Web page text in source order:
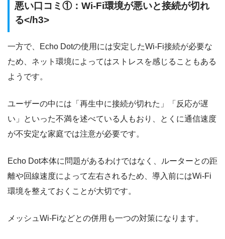
悪い口コミ①：Wi-Fi環境が悪いと接続が切れ
る</h3>
一方で、Echo Dotの使用には安定したWi-Fi接続が必要な
ため、ネット環境によってはストレスを感じることもある
ようです。
ユーザーの中には「再生中に接続が切れた」「反応が遅
い」といった不満を述べている人もおり、とくに通信速度
が不安定な家庭では注意が必要です。
Echo Dot本体に問題があるわけではなく、ルーターとの距
離や回線速度によって左右されるため、導入前にはWi-Fi
環境を整えておくことが大切です。
メッシュWi-Fiなどとの併用も一つの対策になります。